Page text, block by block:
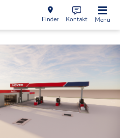
Finder Kontakt Menü